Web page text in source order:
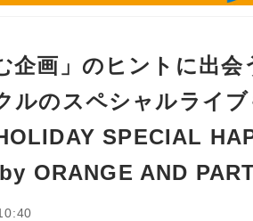
企画」のヒントに出
ルのスペシャルライ
SPECIAL
ORANGE AND